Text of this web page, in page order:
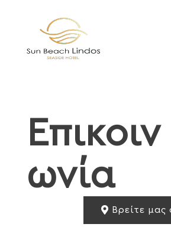
Επικοιν
ωνία
Βρείτε μας